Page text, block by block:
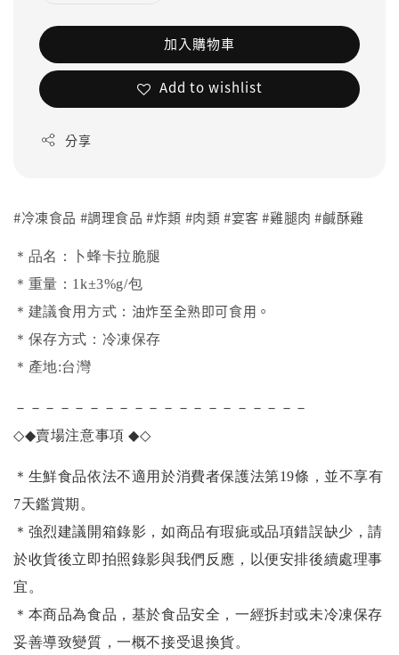
加入購物車
Add to wishlist
分享
#冷凍食品 #調理食品 #炸類 #肉類 #宴客 #雞腿肉 #鹹酥雞
＊品名：卜蜂卡拉脆腿
＊重量：1k±3%g/包
＊建議食用方式： 油炸至全熟即可食用。
＊保存方式：冷凍保存
＊產地:台灣
－－－－－－－－－－－－－－－－－－－－
◇◆賣場注意事項◆◇
＊生鮮食品依法不適用於消費者保護法第19條，並不享有
7天鑑賞期。
＊強烈建議開箱錄影，如商品有瑕疵或品項錯誤缺少，請
於收貨後立即拍照錄影與我們反應，以便安排後續處理事
宜。
＊本商品為食品，基於食品安全，一經拆封或未冷凍保存
妥善導致變質，一概不接受退換貨。